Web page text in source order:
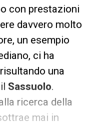
con prestazioni
davvero molto
un esempio
ci ha
una
Sassuolo.
ricerca della
mai in